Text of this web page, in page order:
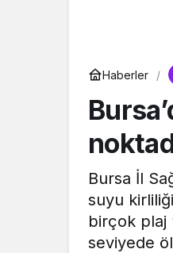
Haberler
Bursa İl
suyu
birçok plaj
seviyede